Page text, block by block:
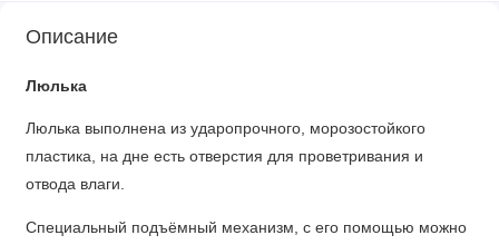
Описание
Люлька
Люлька выполнена из ударопрочного, морозостойкого
пластика, на дне есть отверстия для проветривания и
отвода влаги.
Специальный подъёмный механизм, с его помощью можно